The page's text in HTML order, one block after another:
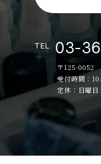
TEL 03-
〒125-0052
受付時間：
定休：日曜日